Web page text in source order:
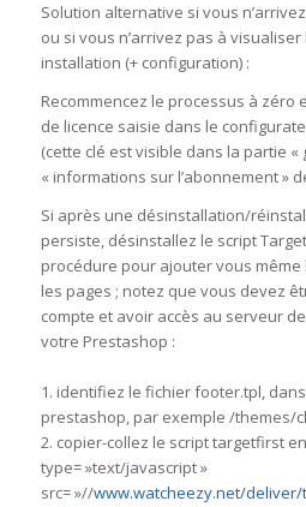
Solution alternative si vous
ou si vous n’arrivez pas à
installation (+ configuration) :
Recommencez le processus à zéro
de licence saisie dans le
(cette clé est visible dans la partie «
« informations sur l’abonnement »
Si après une désinstallation/
persiste, désinstallez le script
procédure pour ajouter vous même
les pages ; notez que vous devez
compte et avoir accès au serveur
votre Prestashop :
1. identifiez le fichier footer.tpl,
prestashop, par exemple /themes/
2. copier-collez le script targetfirst
type= »text/javascript »
src= »//www.watcheezy.net/